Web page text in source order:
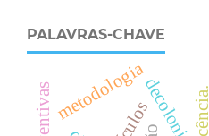
PALAVRAS-CHAVE
decolonial
metodologia